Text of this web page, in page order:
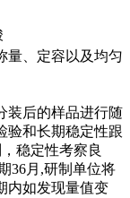
量、定容以及均匀
装后的样品进行随
验和长期稳定性跟
稳定性考察良
36月,研制单位将
内如发现量值变